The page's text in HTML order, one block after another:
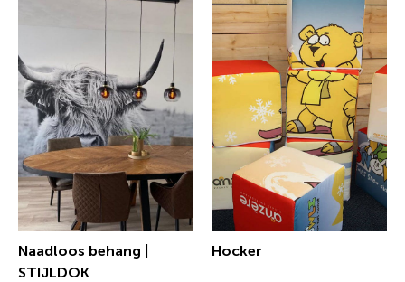
Naadloos behang |
STIJLDOK
Hocker